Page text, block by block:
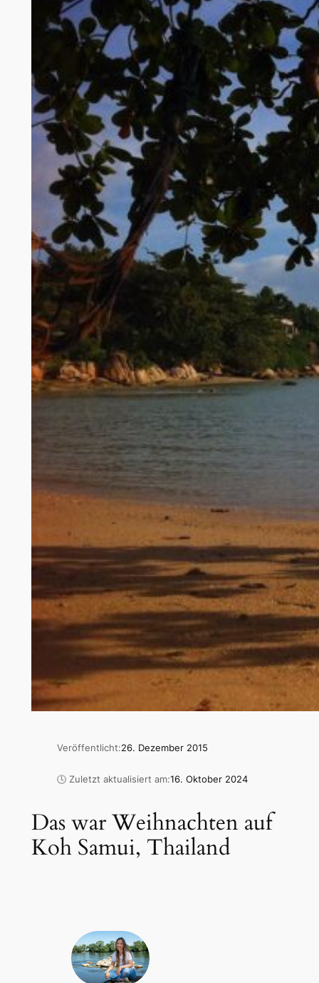
Veröffentlicht:26. Dezember 2015
🕓 Zuletzt aktualisiert am:16. Oktober 2024
Das war Weihnachten auf
Koh Samui, Thailand